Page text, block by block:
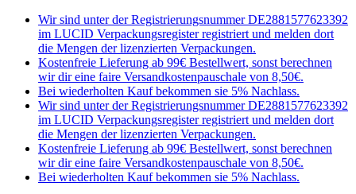
Wir sind unter der Registrierungsnummer DE2881577623392
im LUCID Verpackungsregister registriert und melden dort
die Mengen der lizenzierten Verpackungen.
Kostenfreie Lieferung ab 99€ Bestellwert, sonst berechnen
wir dir eine faire Versandkostenpauschale von 8,50€.
Bei wiederholten Kauf bekommen sie 5% Nachlass.
Wir sind unter der Registrierungsnummer DE2881577623392
im LUCID Verpackungsregister registriert und melden dort
die Mengen der lizenzierten Verpackungen.
Kostenfreie Lieferung ab 99€ Bestellwert, sonst berechnen
wir dir eine faire Versandkostenpauschale von 8,50€.
Bei wiederholten Kauf bekommen sie 5% Nachlass.